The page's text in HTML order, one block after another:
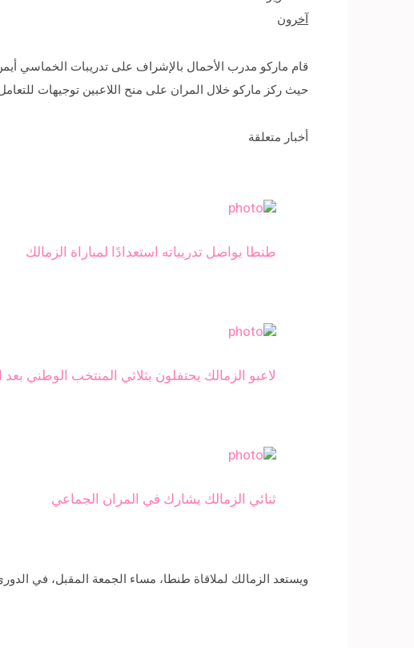
آخرون
قام ماركو مدرب الأحمال بالإشراف على تدريبات الخماسي
حيث ركز ماركو خلال المران على منح اللاعبين توجيهات
أخبار متعلقة
طنطا يواصل تدريباته استعدادًا لمباراة الزمالك
لاعبو الزمالك يحتفلون بثلاثي المنتخب الوطني بعد
ثنائي الزمالك يشارك في المران الجماعي
ويستعد الزمالك لملاقاة طنطا، مساء الجمعة المقبل، في